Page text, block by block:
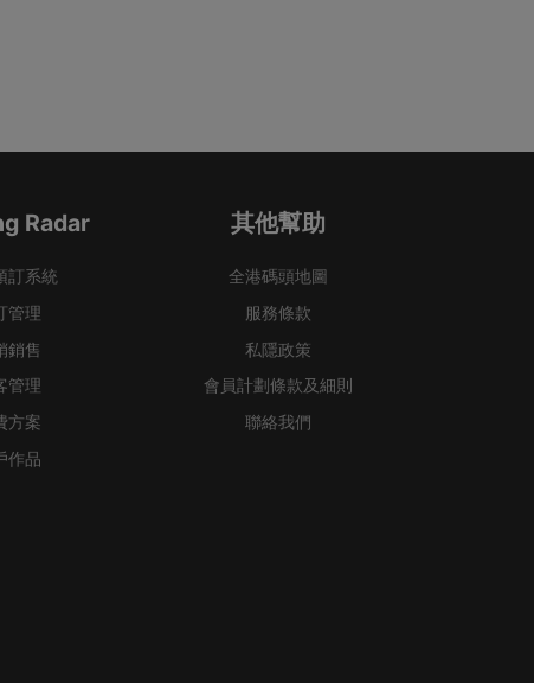
Radar
訂系統
管理
銷售
管理
方案
作品
其他幫助
全港碼頭地圖
服務條款
私隱政策
會員計劃條款及細則
聯絡我們